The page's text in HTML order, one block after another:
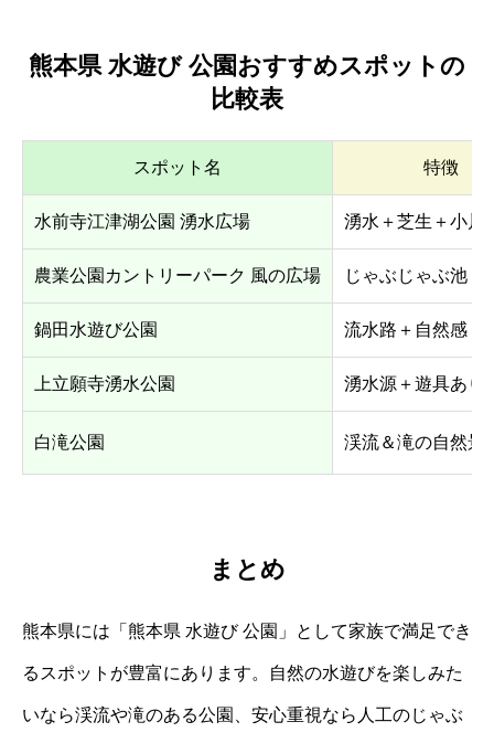
熊本県 水遊び 公園おすすめスポットの
比較表
スポット名 特徴
水前寺江津湖公園 湧水広場 湧水＋芝生＋小川
農業公園カントリーパーク 風の広場 じゃぶじゃぶ池・
鍋田水遊び公園 流水路＋自然感
上立願寺湧水公園 湧水源＋遊具あり
白滝公園 渓流＆滝の自然景
まとめ
熊本県には「熊本県 水遊び 公園」として家族で満足でき
るスポットが豊富にあります。自然の水遊びを楽しみた
いなら渓流や滝のある公園、安心重視なら人工のじゃぶ